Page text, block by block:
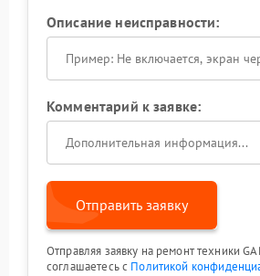
Описание неисправности:
Комментарий к заявке:
Отправить заявку
Отправляя заявку на ремонт техники
соглашаетесь с Политикой